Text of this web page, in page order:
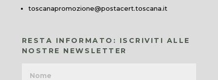
toscanapromozione@postacert.toscana.it
RESTA INFORMATO: ISCRIVITI ALLE
NOSTRE NEWSLETTER